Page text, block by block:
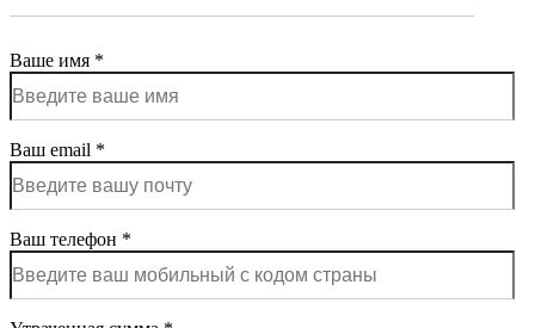
Ваше имя *
Ваш email *
Ваш телефон *